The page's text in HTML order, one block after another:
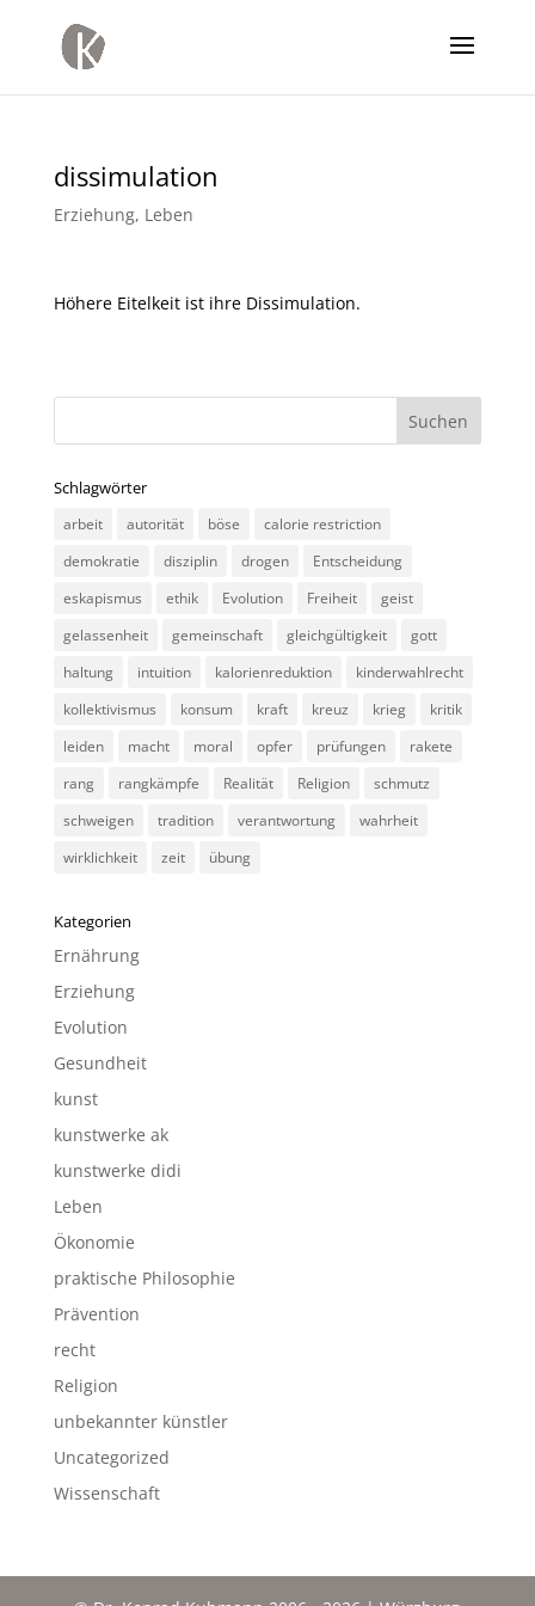
dissimulation
Erziehung, Leben
Höhere Eitelkeit ist ihre Dissimulation.
Schlagwörter
arbeit autorität böse
calorie restriction
demokratie
disziplin drogen
Entscheidung
eskapismus
ethik Evolution Freiheit
geist
gelassenheit
gemeinschaft gleichgültigkeit
gott
haltung
intuition kalorienreduktion
kinderwahlrecht
kollektivismus
konsum kraft kreuz krieg
kritik
leiden
macht moral opfer prüfungen
rakete
rang
rangkämpfe Realität Religion
schmutz
schweigen
tradition verantwortung
wahrheit
wirklichkeit
zeit übung
Kategorien
Ernährung
Erziehung
Evolution
Gesundheit
kunst
kunstwerke ak
kunstwerke didi
Leben
Ökonomie
praktische Philosophie
Prävention
recht
Religion
unbekannter künstler
Uncategorized
Wissenschaft